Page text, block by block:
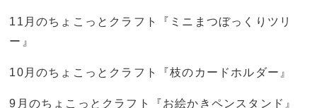
11月のちょこっとクラフト『ミニまつぼっくりツリ
ー』
10月のちょこっとクラフト『枝のカードホルダー』
9月のちょこっとクラフト『お絵かきペンスタンド』